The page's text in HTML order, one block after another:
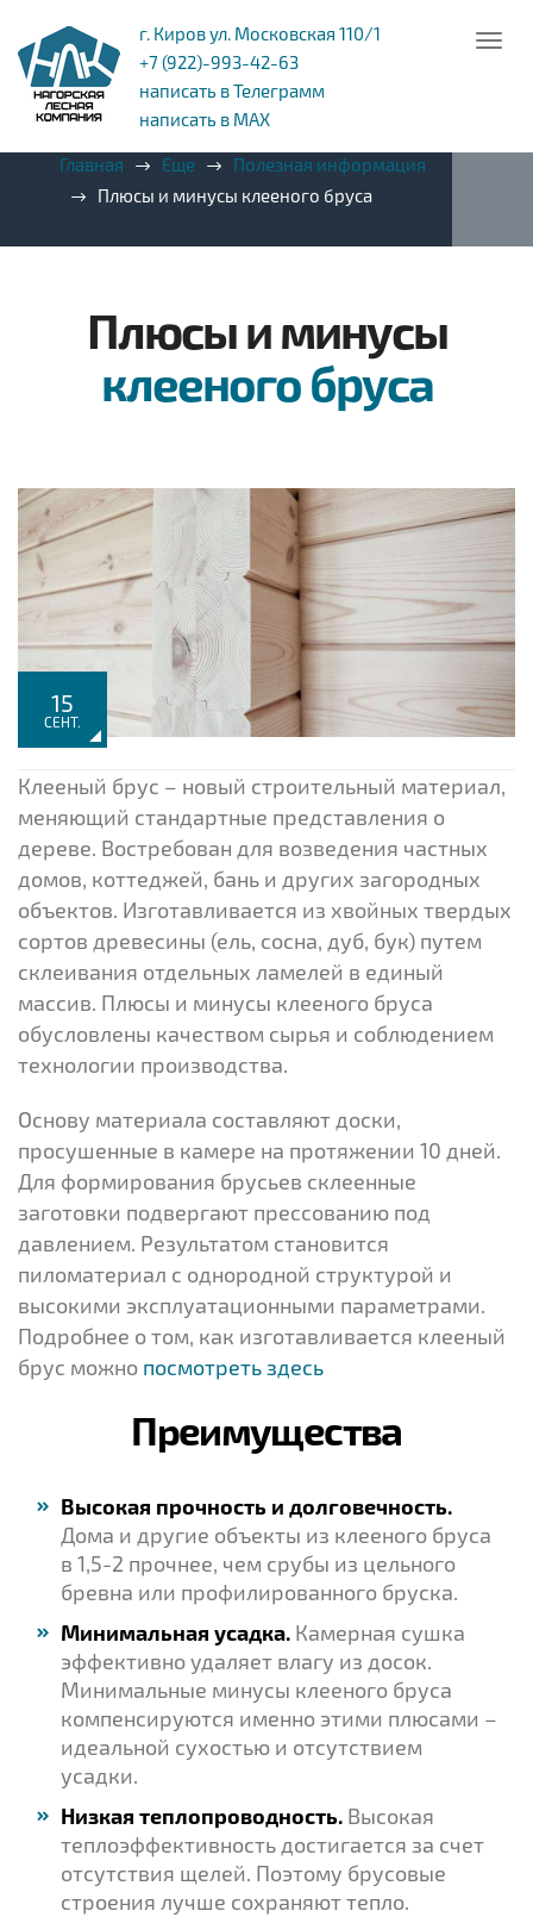
г. Киров ул. Московская 110/1
+7 (922)-993-42-63
написать в Телеграмм
написать в MAX
Главная Еще
Полезная информация
Плюсы и минусы клееного бруса
Плюсы и минусы
клееного бруса
15
СЕНТ.
Клееный брус – новый строительный материал,
меняющий стандартные представления о
дереве. Востребован для возведения частных
домов, коттеджей, бань и других загородных
объектов. Изготавливается из хвойных твердых
сортов древесины (ель, сосна, дуб, бук) путем
склеивания отдельных ламелей в единый
массив. Плюсы и минусы клееного бруса
обусловлены качеством сырья и соблюдением
технологии производства.
Основу материала составляют доски,
просушенные в камере на протяжении 10 дней.
Для формирования брусьев склеенные
заготовки подвергают прессованию под
давлением. Результатом становится
пиломатериал с однородной структурой и
высокими эксплуатационными параметрами.
Подробнее о том, как изготавливается клееный
брус можно посмотреть здесь
Преимущества
Высокая прочность и долговечность.
Дома и другие объекты из клееного бруса
в 1,5-2 прочнее, чем срубы из цельного
бревна или профилированного бруска.
Минимальная усадка. Камерная сушка
эффективно удаляет влагу из досок.
Минимальные минусы клееного бруса
компенсируются именно этими плюсами –
идеальной сухостью и отсутствием
усадки.
Низкая теплопроводность. Высокая
теплоэффективность достигается за счет
отсутствия щелей. Поэтому брусовые
строения лучше сохраняют тепло.